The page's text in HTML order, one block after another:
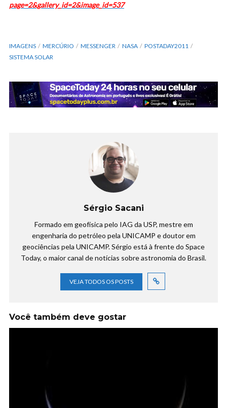
page=2&gallery_id=2&image_id=537
IMAGENS MERCÚRIO MESSENGER NASA
POSTADAY2011
SISTEMA SOLAR
Sérgio Sacani
Formado em geofísica pelo IAG da USP, mestre em
engenharia do petróleo pela UNICAMP e doutor em
geociências pela UNICAMP. Sérgio está à frente do Space
Today, o maior canal de notícias sobre astronomia do Brasil.
VEJA TODOS OS POSTS
Você também deve gostar